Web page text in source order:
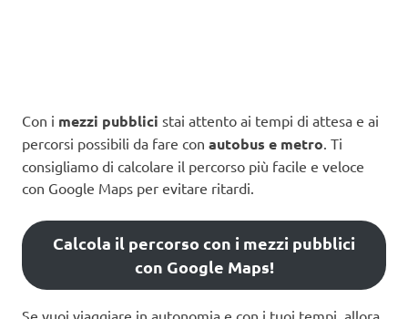
Con i mezzi pubblici stai attento ai tempi di attesa e ai
percorsi possibili da fare con autobus e metro. Ti
consigliamo di calcolare il percorso più facile e veloce
con Google Maps per evitare ritardi.
Calcola il percorso con i mezzi pubblici
con Google Maps!
Se vuoi viaggiare in autonomia e con i tuoi tempi, allora